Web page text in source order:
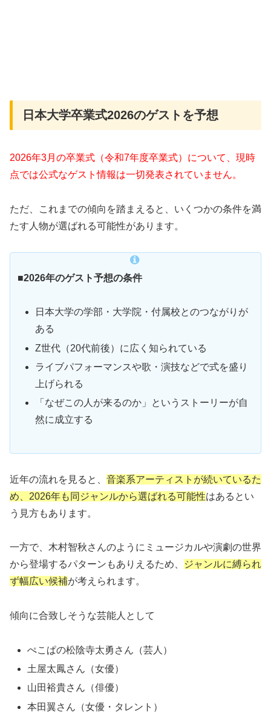
日本大学卒業式2026のゲストを予想
2026年3月の卒業式（令和7年度卒業式）について、現時
点では公式なゲスト情報は一切発表されていません。
ただ、これまでの傾向を踏まえると、いくつかの条件を満
たす人物が選ばれる可能性があります。
■2026年のゲスト予想の条件
日本大学の学部・大学院・付属校とのつながりが
ある
Z世代（20代前後）に広く知られている
ライブパフォーマンスや歌・演技などで式を盛り
上げられる
「なぜこの人が来るのか」というストーリーが自
然に成立する
近年の流れを見ると、 音楽系アーティストが続いているた
め、2026年も同ジャンルから選ばれる可能性はあるとい
う見方もあります。
一方で、木村智秋さんのようにミュージカルや演劇の世界
から登場するパターンもありえるため、
ジャンルに縛られ
ず幅広い候補が考えられます。
傾向に合致しそうな芸能人として
ぺこぱの松陰寺太勇さん（芸人）
土屋太鳳さん（女優）
山田裕貴さん（俳優）
本田翼さん（女優・タレント）